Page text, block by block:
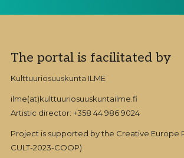
Footer
The portal is facilitated by
Kulttuuriosuuskunta ILME
ilme(at)kulttuuriosuuskuntailme.fi
Artistic director: +358 44 986 9024
Project is supported by the Creative Europe
CULT-2023-COOP)